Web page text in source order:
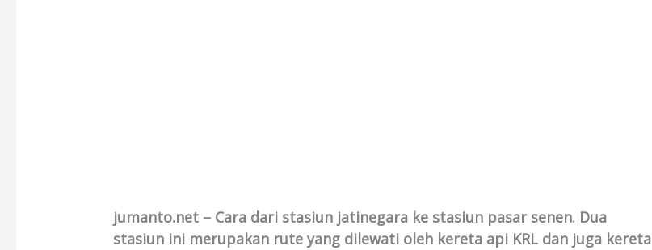
jumanto.net – Cara dari stasiun jatinegara ke stasiun pasar senen. Dua
stasiun ini merupakan rute yang dilewati oleh kereta api KRL dan juga kereta